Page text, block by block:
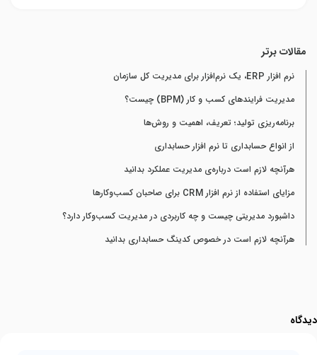
مقالات برتر
نرم افزار ERP، یک نرم‌افزار برای مدیریت کل سازمان
مدیریت فرایندهای کسب و کار (BPM) چیست؟
برنامه‌ریزی تولید؛ تعریف، اهمیت و روش‌ها
از انواع حسابداری تا نرم افزار حسابداری
هرآنچه لازم است درباره‌ی مدیریت عملکرد بدانید
مزایای استفاده از نرم افزار CRM برای صاحبان کسب‌وکارها
داشبورد مدیریتی چیست و چه کاربردی در مدیریت کسب‌وکار دارد؟
هرآنچه لازم است در خصوص کدینگ حسابداری بدانید
دیدگاه